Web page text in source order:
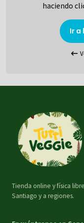
haciendo
Ir a
Tienda online y física
Santiago y a regiones.